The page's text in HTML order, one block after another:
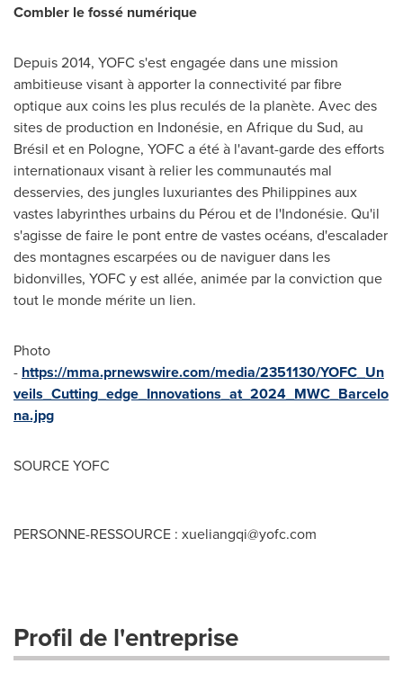
Combler le fossé numérique
Depuis 2014, YOFC s'est engagée dans une mission
ambitieuse visant à apporter la connectivité par fibre
optique aux coins les plus reculés de la planète. Avec des
sites de production en Indonésie, en Afrique du Sud, au
Brésil et en Pologne, YOFC a été à l'avant-garde des efforts
internationaux visant à relier les communautés mal
desservies, des jungles luxuriantes des Philippinesaux
vastes labyrinthes urbains du Pérou et de l'Indonésie. Qu'il
s'agisse de faire le pont entre de vastes océans, d'escalader
des montagnes escarpées ou de naviguer dans les
bidonvilles, YOFC y est allée, animée par la conviction que
tout le monde mérite un lien.
Photo
- https://mma.prnewswire.com/media/2351130/YOFC_Un
veils_Cutting_edge_Innovations_at_2024_MWC_Barcelo
na.jpg
SOURCE YOFC
PERSONNE-RESSOURCE : xueliangqi@yofc.com
Profil de l'entreprise